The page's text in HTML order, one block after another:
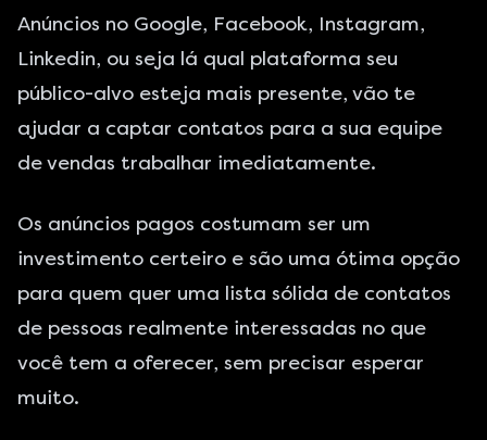
Anúncios no Google, Facebook, Instagram,
Linkedin, ou seja lá qual plataforma seu
público-alvo esteja mais presente, vão te
ajudar a captar contatos para a sua equipe
de vendas trabalhar imediatamente.
Os anúncios pagos costumam ser um
investimento certeiro e são uma ótima opção
para quem quer uma lista sólida de contatos
de pessoas realmente interessadas no que
você tem a oferecer, sem precisar esperar
muito.